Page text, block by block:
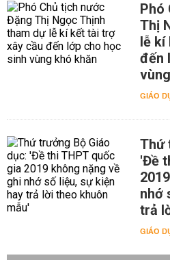
Phó
Thị
lễ kí
đến
GIÁO
Thứ
'Đề
nhớ
trả
GIÁO